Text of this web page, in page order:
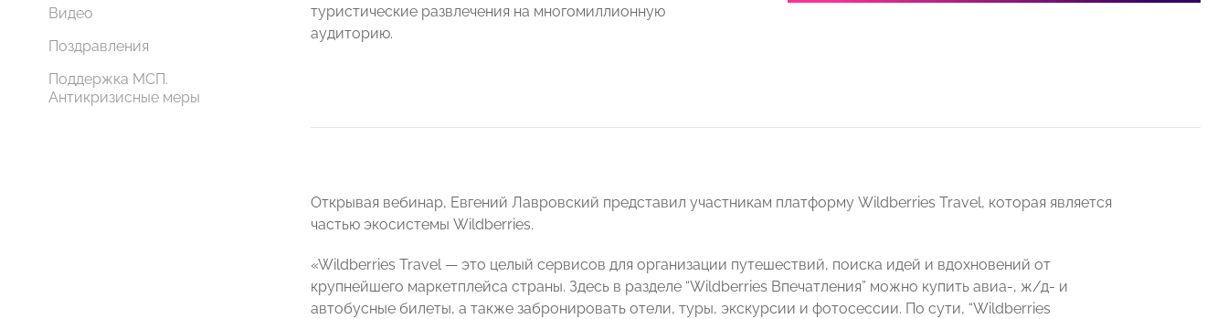
Видео
Поздравления
Поддержка МСП.
Антикризисные меры
туристические развлечения на многомиллионную
аудиторию.
Открывая вебинар, Евгений Лавровский представил участникам платформу Wildberries Travel, которая является
частью экосистемы Wildberries.
«Wildberries Travel — это целый сервисов для организации путешествий, поиска идей и вдохновений от
крупнейшего маркетплейса страны. Здесь в разделе “Wildberries Впечатления” можно купить авиа-, ж/д- и
автобусные билеты, а также забронировать отели, туры, экскурсии и фотосессии. По сути, “Wildberries